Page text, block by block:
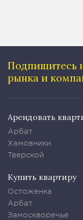
Подпишитесь
рынка и
Арендовать
Арбат
Хамовники
Тверской
Купить квартиру
Остоженка
Арбат
Замоскворечье